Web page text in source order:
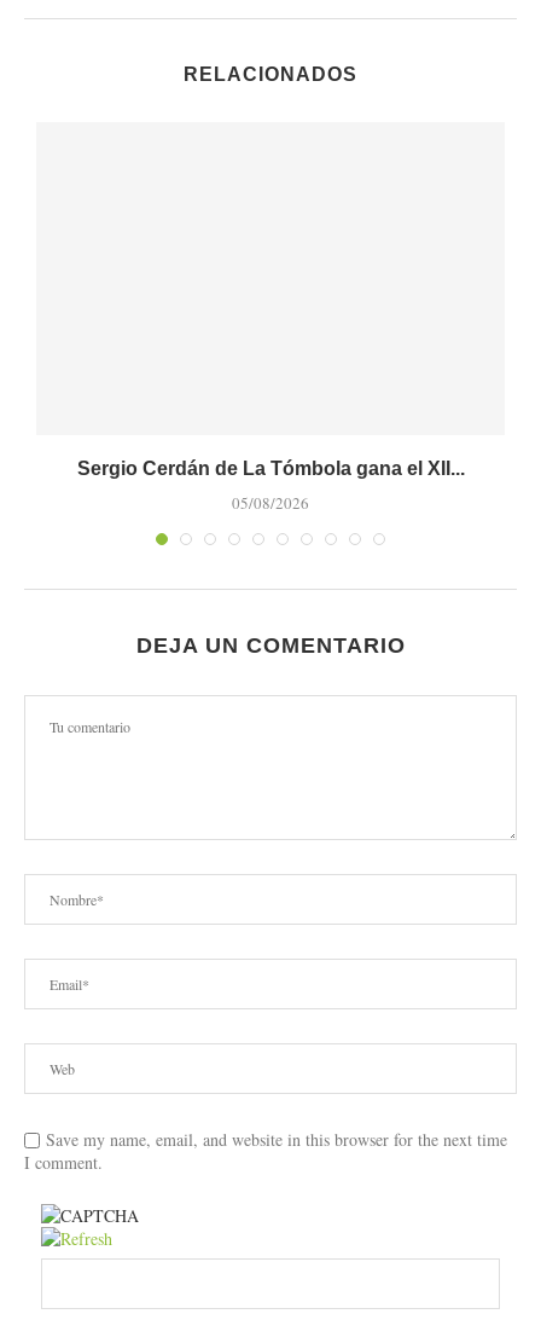
RELACIONADOS
Sergio Cerdán de La Tómbola gana el XII...
05/08/2026
DEJA UN COMENTARIO
Save my name, email, and website in this browser for the next time
I comment.